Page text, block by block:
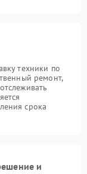
техники по
ремонт,
срока
и